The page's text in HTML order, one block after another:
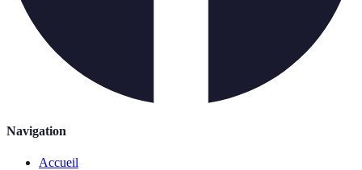
Navigation
Accueil